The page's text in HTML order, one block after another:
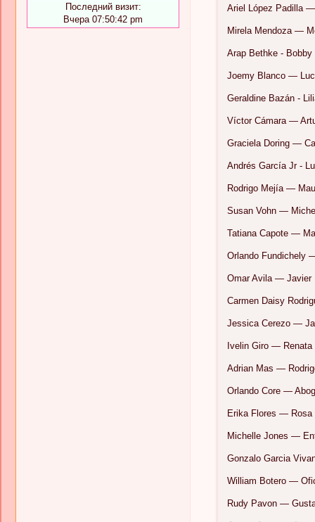
Последний визит:
Вчера 07:50:42 pm
Ariel López Padilla
Mirela Mendoza —
Arap Bethke - Bobby
Joemy Blanco —
Geraldine Bazán -
Víctor Cámara —
Graciela Doring —
Andrés García Jr -
Rodrigo Mejía —
Susan Vohn —
Tatiana Capote —
Orlando Fundichely
Omar Avila — Javier
Carmen Daisy
Jessica Cerezo —
Ivelin Giro — Renata
Adrian Mas —
Orlando Core —
Erika Flores — Rosa
Michelle Jones —
Gonzalo Garcia
William Botero —
Rudy Pavon —